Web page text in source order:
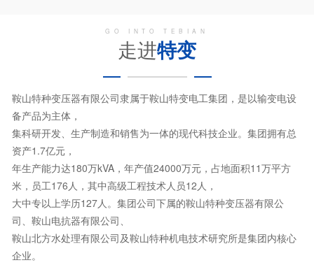
GO INTO TEBIAN
走进特变
鞍山特种变压器有限公司隶属于鞍山特变电工集团，是以输变电设
备产品为主体，
集科研开发、生产制造和销售为一体的现代科技企业。集团拥有总
资产1.7亿元，
年生产能力达180万kVA，年产值24000万元，占地面积11万平方
米，员工176人，其中高级工程技术人员12人，
大中专以上学历127人。集团公司下属的鞍山特种变压器有限公
司、鞍山电抗器有限公司、
鞍山北方水处理有限公司及鞍山特种机电技术研究所是集团内核心
企业。